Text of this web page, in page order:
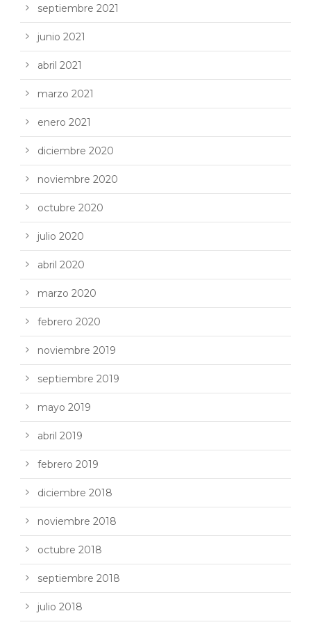
septiembre 2021
junio 2021
abril 2021
marzo 2021
enero 2021
diciembre 2020
noviembre 2020
octubre 2020
julio 2020
abril 2020
marzo 2020
febrero 2020
noviembre 2019
septiembre 2019
mayo 2019
abril 2019
febrero 2019
diciembre 2018
noviembre 2018
octubre 2018
septiembre 2018
julio 2018